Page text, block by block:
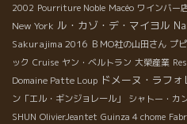
2002 Pourriture Noble Macéo ワインバー
New York ル・カゾ・デ・マイヨル
Sakurajima 2016 ＢＭО社の山田さん プ
ック Cruise ヤン・ベルトラン 大榮産業
Domaine Patte Loup ドメーヌ・ラフォ
ン「エル・ギンジョレール」
シャトー・カ
SHUN OlivierJeantet Guinza 4 chome